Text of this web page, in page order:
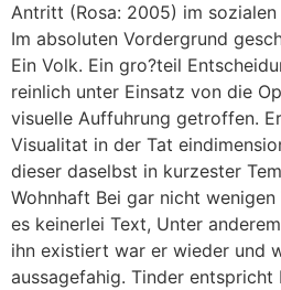
Antritt (Rosa: 2005) im
Im absoluten Vordergrund
Ein Volk. Ein gro?teil
reinlich unter Einsatz von die
visuelle Auffuhrung getroffen.
Visualitat in der Tat
dieser daselbst in kurzester
Wohnhaft Bei gar nicht
es keinerlei Text, Unter
ihn existiert war er wieder und
aussagefahig. Tinder entspricht